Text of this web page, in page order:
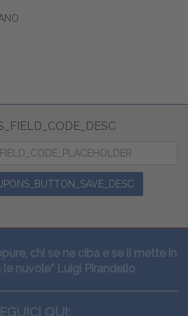
chi se ne ciba e se li mette in
nuvole” Luigi Pirandello
QUI: